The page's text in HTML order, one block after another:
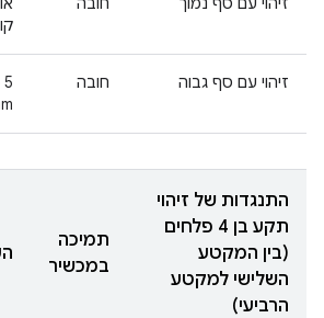
זיהוי עם סף גבוה חובה
5
התנגדות של זיהוי
תקע בן 4 פלחים
(בין המקטע
השלישי למקטע
הרביעי)
תמיכה
במכשיר